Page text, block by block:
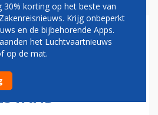
MET
NA
30% korting op het beste van
Krijg onbeperkt
en de bijbehorende Apps.
het Luchtvaartnieuws
op de mat.